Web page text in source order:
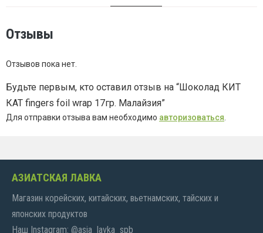
Отзывы
Отзывов пока нет.
Будьте первым, кто оставил отзыв на “Шоколад КИТ
КАТ fingers foil wrap 17гр. Малайзия”
Для отправки отзыва вам необходимо авторизоваться
АЗИАТСКАЯ ЛАВКА
Магазин корейских, китайских, вьетнамских, тайских и
японских продуктов
Наш Instagram: @asia_lavka_spb